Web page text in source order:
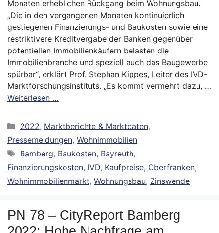
Monaten erheblichen Rückgang beim Wohnungsbau.
„Die in den vergangenen Monaten kontinuierlich
gestiegenen Finanzierungs- und Baukosten sowie eine
restriktivere Kreditvergabe der Banken gegenüber
potentiellen Immobilienkäufern belasten die
Immobilienbranche und speziell auch das Baugewerbe
spürbar“, erklärt Prof. Stephan Kippes, Leiter des IVD-
Marktforschungsinstituts. „Es kommt vermehrt dazu, …
Weiterlesen …
Kategorien
2022, Marktberichte & Marktdaten,
Pressemeldungen, Wohnimmobilien
Schlagwörter
Bamberg, Baukosten, Bayreuth,
Finanzierungskosten, IVD, Kaufpreise, Oberfranken,
Wohnimmobilienmarkt, Wohnungsbau, Zinswende
PN 78 – CityReport Bamberg